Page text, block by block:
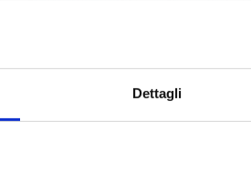
Dettagli